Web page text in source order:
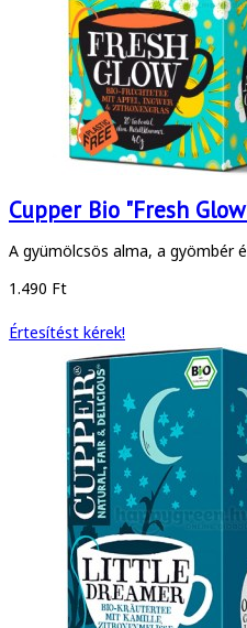
Cupper Bio "Fresh
A gyümölcsös alma, a gyömbér
1.490 Ft
Értesítést kérek!